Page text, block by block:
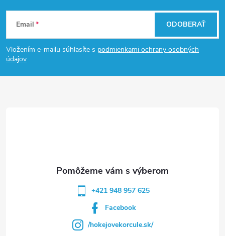
Z
á
p
Email
Vložením e-mailu súhlasíte s podmienkami ochrany osobných
údajov
ODOBERAŤ
+421 948 957 625
Facebook
/hokejovekorcule.sk/